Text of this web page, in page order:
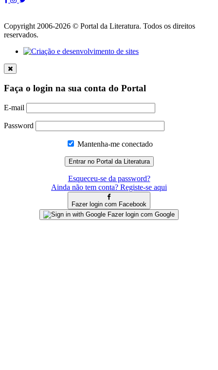
Copyright 2006-2026 © Portal da Literatura. Todos os direitos
reservados.
Faça o login na sua conta do Portal
E-mail
Password
Mantenha-me conectado
Esqueceu-se da password?
Ainda não tem conta? Registe-se aqui
Fazer login com Facebook
Fazer login com Google